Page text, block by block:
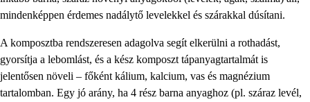
mindenképpen érdemes nadálytő levelekkel és szárakkal dúsítani.
A komposztba rendszeresen adagolva segít elkerülni a rothadást,
gyorsítja a lebomlást, és a kész komposzt tápanyagtartalmát is
jelentősen növeli – főként kálium, kalcium, vas és magnézium
tartalomban. Egy jó arány, ha 4 rész barna anyaghoz (pl. száraz levél,